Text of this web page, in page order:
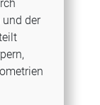
und der